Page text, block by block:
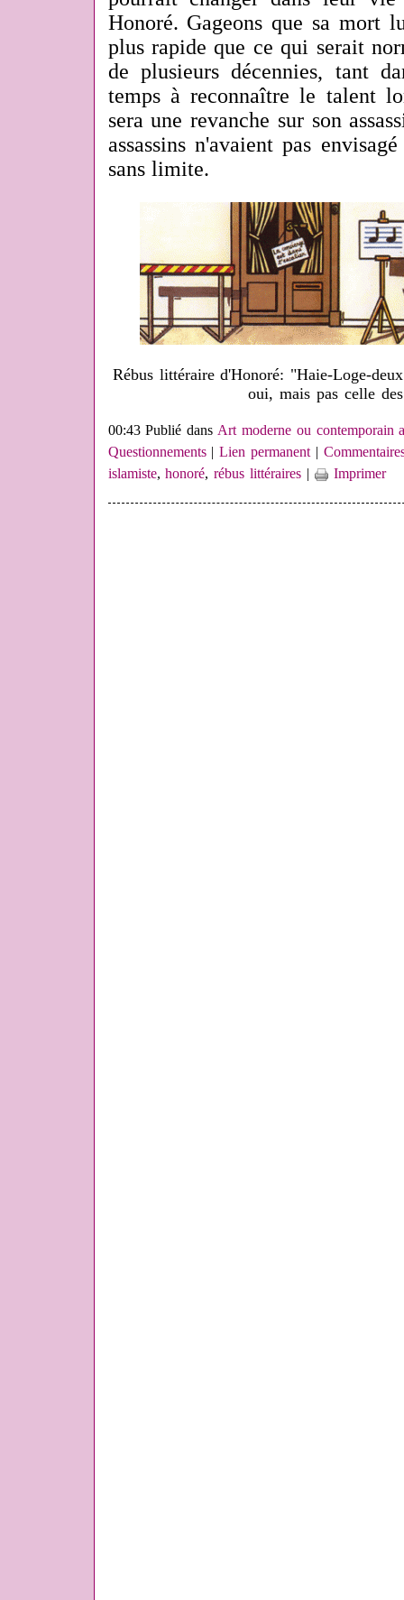
Honoré. Gageons que sa mort
plus rapide que ce qui serait
de plusieurs décennies, tant
temps à reconnaître le talent
sera une revanche sur son
assassins n'avaient pas
sans limite.
Rébus littéraire d'Honoré: "Haie-Loge-
oui, mais pas celle
00:43 Publié dansArt moderne ou contemporain
Questionnements|Lien permanent|
islamiste,honoré,rébus littéraires | Imprimer